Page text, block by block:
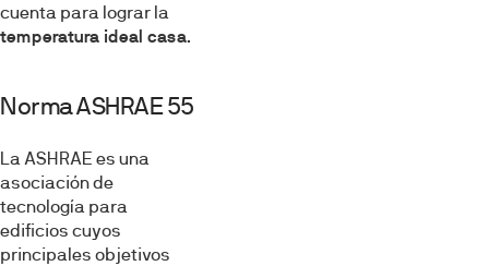
cuenta para lograr la
temperatura ideal casa.
Norma ASHRAE 55
La ASHRAE es una
asociación de
tecnología para
edificios cuyos
principales objetivos